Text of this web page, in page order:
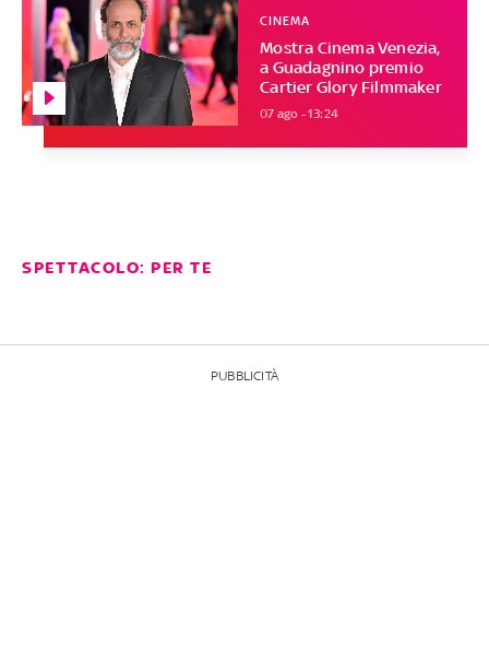
Mostra Cinema Venezia,
a Guadagnino premio
Cartier Glory Filmmaker
CINEMA
07 ago - 13:24
SPETTACOLO: PER TE
PUBBLICITÀ